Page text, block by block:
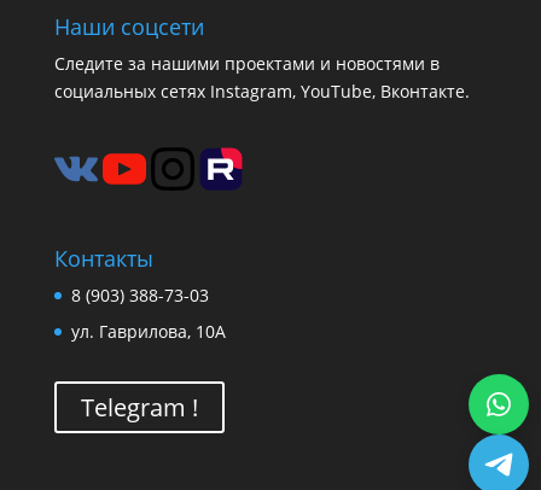
Наши соцсети
Следите за нашими проектами и новостями в
социальных сетях Instagram, YouTube, Вконтакте.
Контакты
8 (903) 388-73-03
ул. Гаврилова, 10А
Telegram !